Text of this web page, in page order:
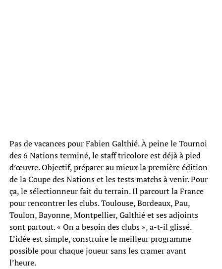
Pas de vacances pour Fabien Galthié. À peine le Tournoi
des 6 Nations terminé, le staff tricolore est déjà à pied
d’œuvre. Objectif, préparer au mieux la première édition
de la Coupe des Nations et les tests matchs à venir. Pour
ça, le sélectionneur fait du terrain. Il parcourt la France
pour rencontrer les clubs. Toulouse, Bordeaux, Pau,
Toulon, Bayonne, Montpellier, Galthié et ses adjoints
sont partout. « On a besoin des clubs », a-t-il glissé.
L’idée est simple, construire le meilleur programme
possible pour chaque joueur sans les cramer avant
l’heure.